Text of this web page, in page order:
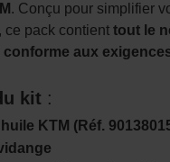
. Conçu pour simplifier
ce pack contient tout le
conforme aux
kit :
KTM (Réf.